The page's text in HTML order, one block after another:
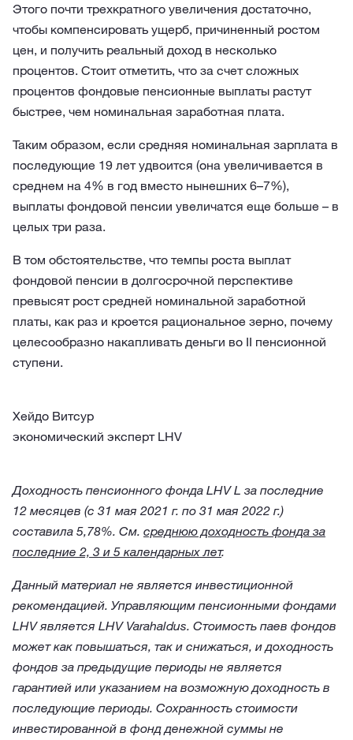
Этого почти трехкратного увеличения достаточно,
чтобы компенсировать ущерб, причиненный ростом
цен, и получить реальный доход в несколько
процентов. Стоит отметить, что за счет сложных
процентов фондовые пенсионные выплаты растут
быстрее, чем номинальная заработная плата.
Таким образом, если средняя номинальная зарплата в
последующие 19 лет удвоится (она увеличивается в
среднем на 4% в год вместо нынешних 6–7%),
выплаты фондовой пенсии увеличатся еще больше – в
целых три раза.
В том обстоятельстве, что темпы роста выплат
фондовой пенсии в долгосрочной перспективе
превысят рост средней номинальной заработной
платы, как раз и кроется рациональное зерно, почему
целесообразно накапливать деньги во II пенсионной
ступени.
Хейдо Витсур
экономический эксперт LHV
Доходность пенсионного фонда LHV L за последние
12 месяцев (с 31 мая 2021 г. по 31 мая 2022 г.)
составила 5,78%. См. среднюю доходность фонда за
последние 2, 3 и 5 календарных лет.
Данный материал не является инвестиционной
рекомендацией. Управляющим пенсионными фондами
LHV является LHV Varahaldus. Стоимость паев фондов
может как повышаться, так и снижаться, и доходность
фондов за предыдущие периоды не является
гарантией или указанием на возможную доходность в
последующие периоды. Сохранность стоимости
инвестированной в фонд денежной суммы не